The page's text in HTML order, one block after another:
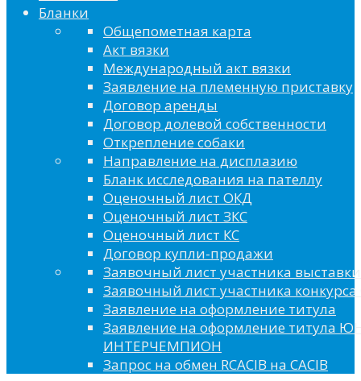
Бланки
Общепометная карта
Акт вязки
Международный акт вязки
Заявление на племенную приставку
Договор аренды
Договор долевой собственности
Открепление собаки
Направление на дисплазию
Бланк исследования на пателлу
Оценочный лист ОКД
Оценочный лист ЗКС
Оценочный лист КС
Договор купли-продажи
Заявочный лист участника выставки
Заявочный лист участника конкурса
Заявление на оформление титула
Заявление на оформление титула
ИНТЕРЧЕМПИОН
Запрос на обмен RCACIB на CACIB